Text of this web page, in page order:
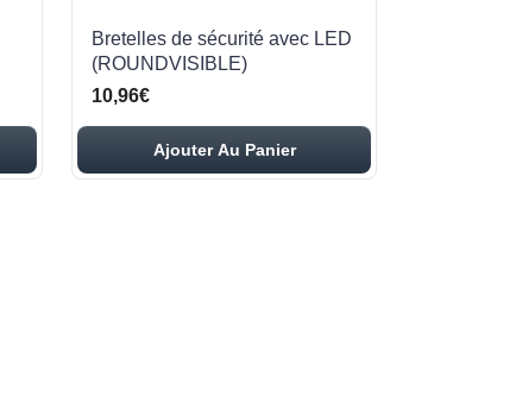
Bretelles de sécurité avec LED
(ROUNDVISIBLE)
10,96€
Ajouter Au Panier